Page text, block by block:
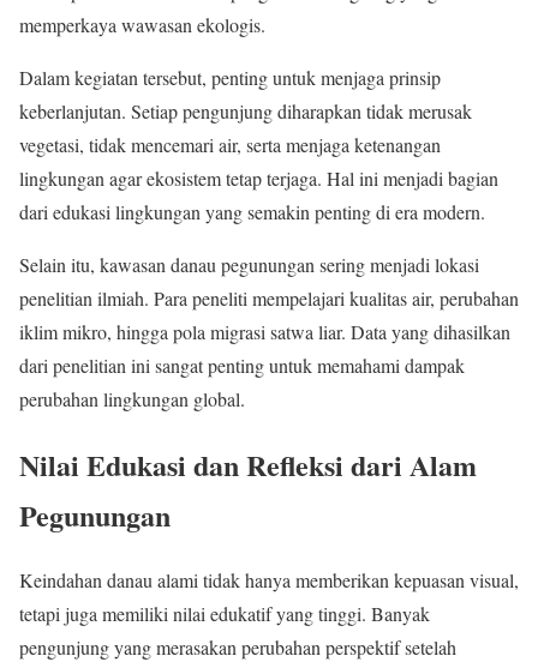
memperkaya wawasan ekologis.
Dalam kegiatan tersebut, penting untuk menjaga prinsip
keberlanjutan. Setiap pengunjung diharapkan tidak merusak
vegetasi, tidak mencemari air, serta menjaga ketenangan
lingkungan agar ekosistem tetap terjaga. Hal ini menjadi bagian
dari edukasi lingkungan yang semakin penting di era modern.
Selain itu, kawasan danau pegunungan sering menjadi lokasi
penelitian ilmiah. Para peneliti mempelajari kualitas air, perubahan
iklim mikro, hingga pola migrasi satwa liar. Data yang dihasilkan
dari penelitian ini sangat penting untuk memahami dampak
perubahan lingkungan global.
Nilai Edukasi dan Refleksi dari Alam
Pegunungan
Keindahan danau alami tidak hanya memberikan kepuasan visual,
tetapi juga memiliki nilai edukatif yang tinggi. Banyak
pengunjung yang merasakan perubahan perspektif setelah